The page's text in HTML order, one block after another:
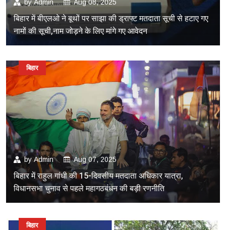
byAdmin Aug 08, 2025
बिहार में बीएलओ ने बूथों पर साझा की ड्राफ्ट मतदाता सूची से हटाए गए
नामों की सूची,नाम जोड़ने के लिए मांगे गए आवेदन
byAdmin Aug 07, 2025
बिहार में राहुल गांधी की 15-दिवसीय मतदाता अधिकार यात्रा,
विधानसभा चुनाव से पहले महागठबंधन की बड़ी रणनीति
बिहार
बिहार